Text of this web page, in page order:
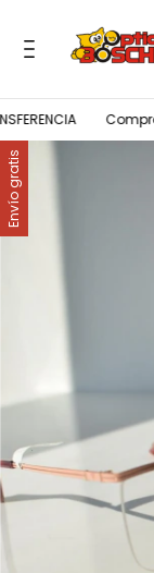
Envío gratis